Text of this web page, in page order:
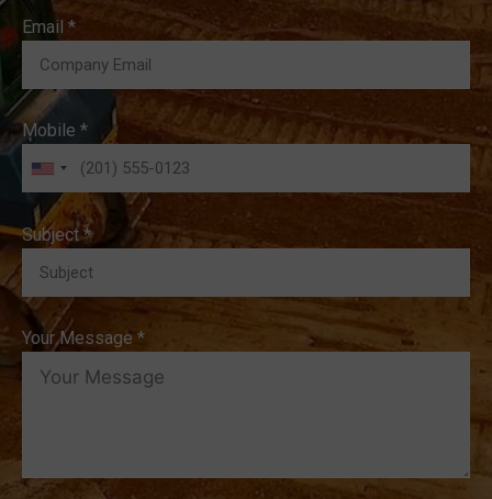
Email *
Mobile *
Subject *
Your Message *